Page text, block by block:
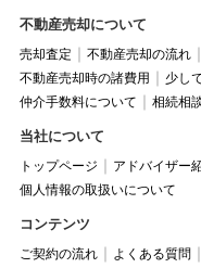
不動産売却について
売却査定 不動産売却の流れ
不動産売却時の諸費用
少し
仲介手数料について
相続相
当社について
トップページ アドバイザー
個人情報の取扱いについて
コンテンツ
ご契約の流れ よくある質問